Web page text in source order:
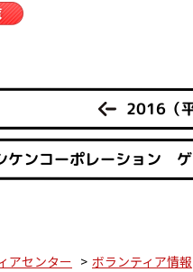
2016（
ケンコーポレーション ゲ
アセンター ボランティア情報